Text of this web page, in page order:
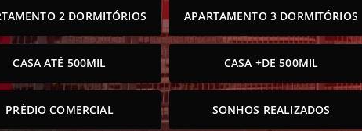
2 DORMITÓRIOS APARTAMENTO 3 DORMITÓRIOS
CASA ATÉ 500MIL CASA +DE 500MIL
PRÉDIO COMERCIAL SONHOS REALIZADOS